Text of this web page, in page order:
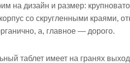
на дизайн и размер:
со скругленными краями,
а, главное — дорого.
таблет имеет на гранях